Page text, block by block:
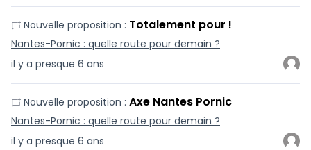
il y a presque 6 ans
Nouvelle proposition : Totalement pour !
Nantes-Pornic : quelle route pour demain ?
il y a presque 6 ans
Nouvelle proposition : Axe Nantes Pornic
Nantes-Pornic : quelle route pour demain ?